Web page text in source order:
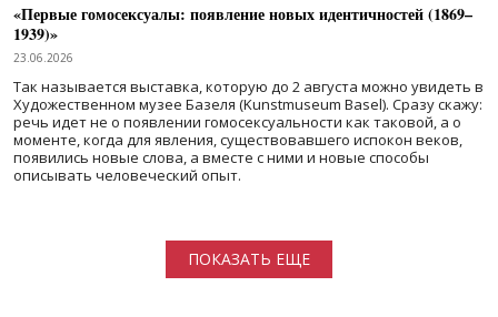
«Первые гомосексуалы: появление новых идентичностей (1869–
1939)»
23.06.2026
Так называется выставка, которую до 2 августа можно увидеть в
Художественном музее Базеля (Kunstmuseum Basel). Сразу скажу:
речь идет не о появлении гомосексуальности как таковой, а о
моменте, когда для явления, существовавшего испокон веков,
появились новые слова, а вместе с ними и новые способы
описывать человеческий опыт.
ПОКАЗАТЬ ЕЩЕ